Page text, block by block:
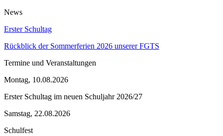
News
Erster Schultag
Rückblick der Sommerferien 2026 unserer FGTS
Termine und Veranstaltungen
Montag, 10.08.2026
Erster Schultag im neuen Schuljahr 2026/27
Samstag, 22.08.2026
Schulfest